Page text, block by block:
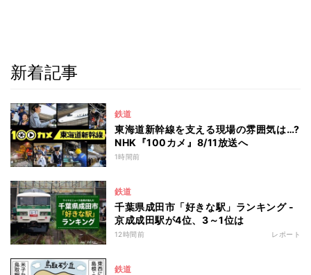
新着記事
鉄道
東海道新幹線を支える現場の雰囲気は…?
NHK『100カメ』8/11放送へ
1時間前
鉄道
千葉県成田市「好きな駅」ランキング -
京成成田駅が4位、3～1位は
12時間前 レポート
鉄道